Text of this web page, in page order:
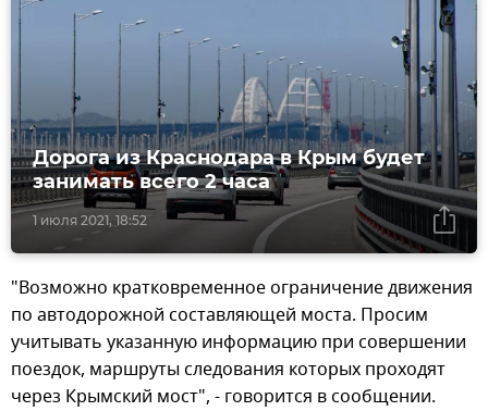
1 июля 2021, 18:52
Дорога из Краснодара в Крым будет
занимать всего 2 часа
"Возможно кратковременное ограничение движения
по автодорожной составляющей моста. Просим
учитывать указанную информацию при совершении
поездок, маршруты следования которых проходят
через Крымский мост", - говорится в сообщении.